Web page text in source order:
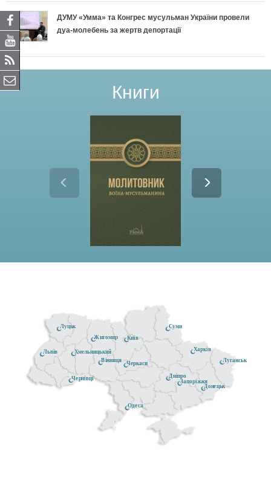
ДУМУ «Умма» та Конгрес мусульман України провели
дуа-молебень за жертв депортації
Книги
Донецьк
Житомир
Черкаси
Чернівці
Київ
Луганськ
Хмельницький
Луцьк
Дніпро
Одеса
Суми
Вінниця
Запоріжжя
Львів Харків